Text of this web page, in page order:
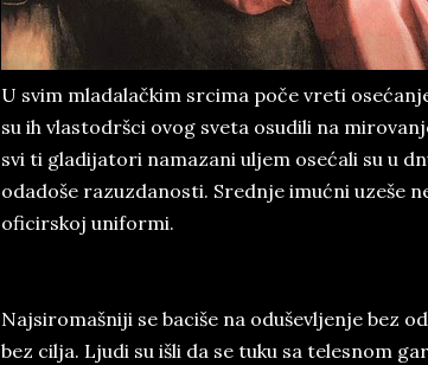
U svim mladalačkim srcima poče vreti
su ih vlastodršci ovog sveta osudili na
svi ti gladijatori namazani uljem osećali su u
odadoše razuzdanosti. Srednje imućni uzeše
oficirskoj uniformi.
Najsiromašniji se baciše na oduševljenje bez
bez cilja. Ljudi su išli da se tuku sa telesnom